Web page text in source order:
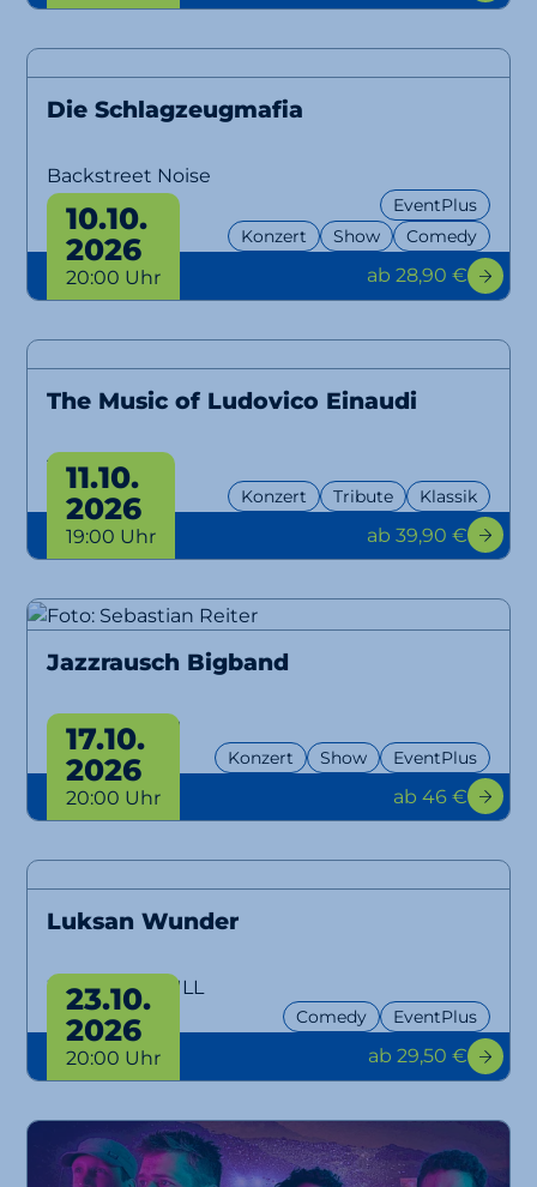
Die Schlagzeugmafia
Backstreet Noise
Konzert Show Comedy
EventPlus
10.10.
2026
20:00 Uhr ab 28,90 €
The Music of Ludovico Einaudi
Tribute
Konzert Tribute Klassik
11.10.
2026
19:00 Uhr ab 39,90 €
Jazzrausch Bigband
Bangers Only!
Konzert Show EventPlus
17.10.
2026
20:00 Uhr ab 46 €
Luksan Wunder
WTFM100, NULL
Comedy EventPlus
23.10.
2026
20:00 Uhr ab 29,50 €